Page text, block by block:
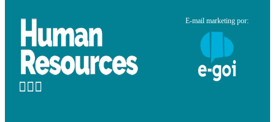
E-mail marketing por: